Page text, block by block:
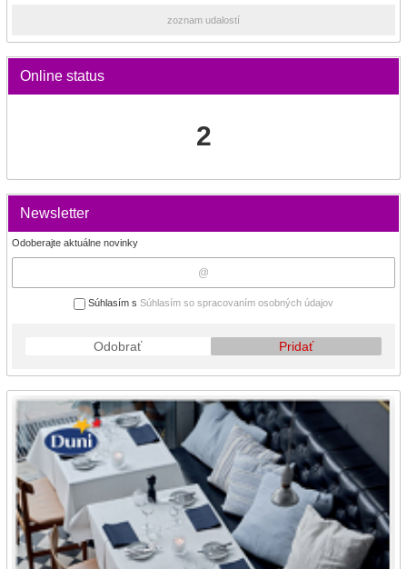
zoznam udalostí
Online status
2
Newsletter
Odoberajte aktuálne novinky
Súhlasím s Súhlasím so spracovaním osobných údajov
Odobrať Pridať